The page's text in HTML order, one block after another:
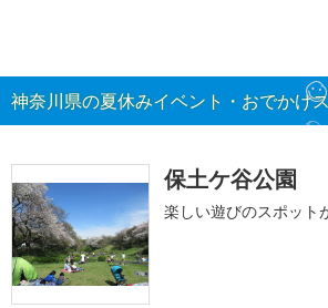
神奈川県の夏休みイベント・おでかけ
保土ケ谷公園
楽しい遊びのスポット